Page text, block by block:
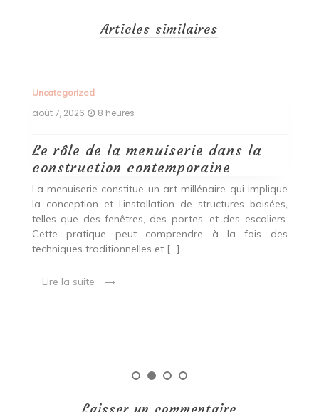
Articles similaires
Uncategorized
août 7, 2026 8 heures
Le rôle de la menuiserie dans la
construction contemporaine
La menuiserie constitue un art millénaire qui implique
la conception et l’installation de structures boisées,
telles que des fenêtres, des portes, et des escaliers.
Cette pratique peut comprendre à la fois des
techniques traditionnelles et […]
Lire la suite